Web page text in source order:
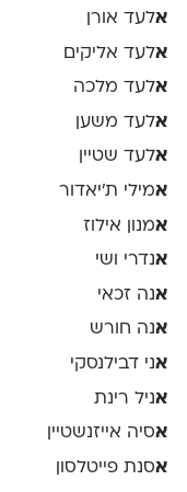
אלעד אורן
אלעד אליקים
אלעד מלכה
אלעד משען
אלעד שטיין
אמילי ת׳יאדור
אמנון אילוז
אנדרי ושי
אנה זכאי
אנה חורש
אני דבילנסקי
אניל רינת
אסיה אייזנשטיין
אסנת פייטלסון